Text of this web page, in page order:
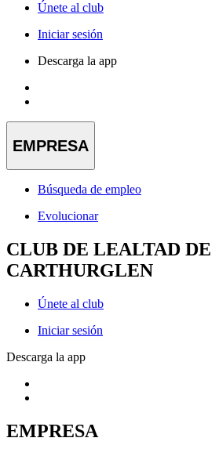
Únete al club
Iniciar sesión
Descarga la app
EMPRESA
Búsqueda de empleo
Evolucionar
CLUB DE LEALTAD DE
CARTHURGLEN
Únete al club
Iniciar sesión
Descarga la app
EMPRESA